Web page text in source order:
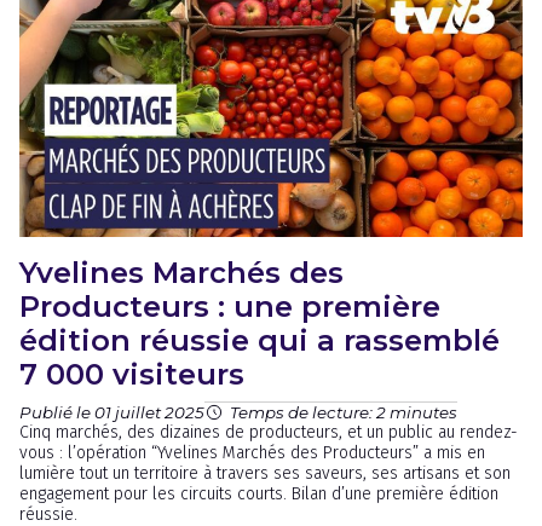
Yvelines Marchés des
Producteurs : une première
édition réussie qui a rassemblé
7 000 visiteurs
Publié le 01 juillet 2025 Temps de lecture: 2 minutes
Cinq marchés, des dizaines de producteurs, et un public au rendez-
vous : l’opération “Yvelines Marchés des Producteurs” a mis en
lumière tout un territoire à travers ses saveurs, ses artisans et son
engagement pour les circuits courts. Bilan d’une première édition
réussie.